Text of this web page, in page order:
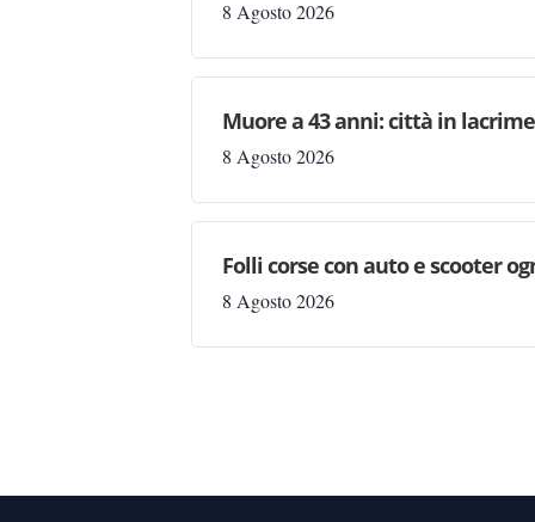
8 Agosto 2026
Muore a 43 anni: città in
8 Agosto 2026
Folli corse con auto e scooter
8 Agosto 2026